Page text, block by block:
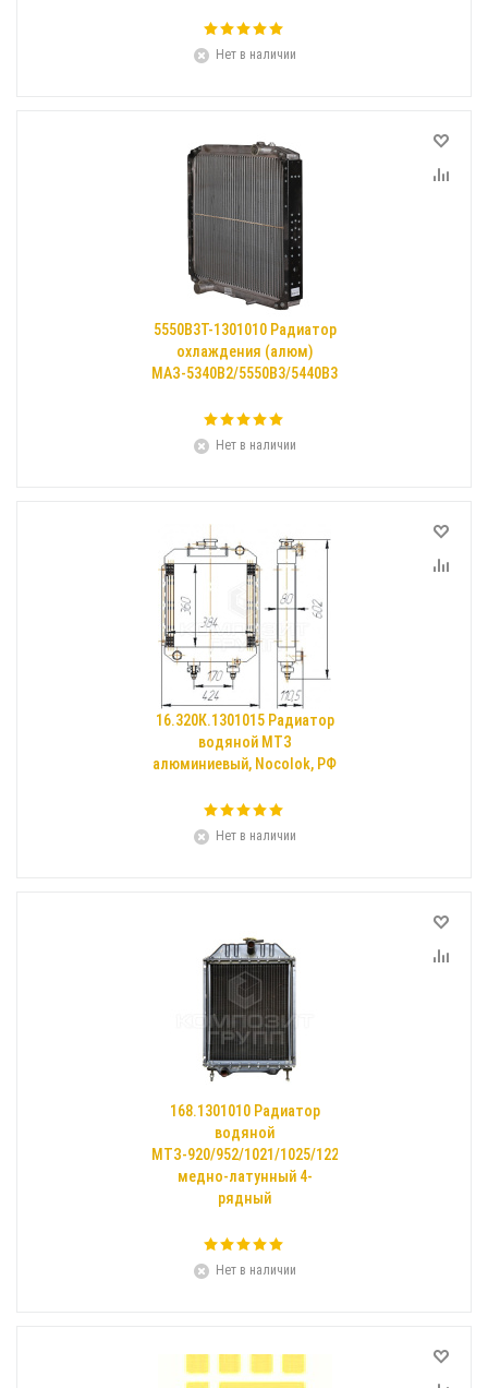
Нет в наличии
5550В3Т-1301010 Радиатор
охлаждения (алюм)
МАЗ-5340В2/5550В3/5440В3
Нет в наличии
16.320К.1301015 Радиатор
водяной МТЗ
алюминиевый, Nocolok, РФ
Нет в наличии
168.1301010 Радиатор
водяной
МТЗ-920/952/1021/1025/1220
медно-латунный 4-
рядный
Нет в наличии